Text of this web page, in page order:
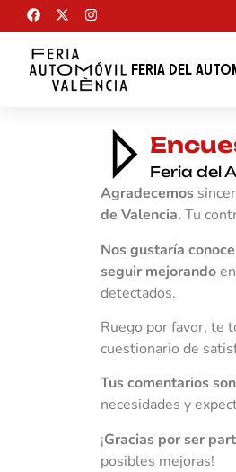
FERIA DEL
Feria del
Agradecemos
de Valencia. Tu
Nos gustaría
seguir mejorando
detectados.
Ruego por favor, te
cuestionario de
Tus comentarios
necesidades y
¡Gracias por ser
posibles mejoras!